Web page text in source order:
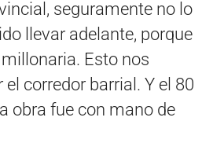
seguramente no lo
llevar adelante, porque
Esto nos
corredor barrial. Y el 80
obra fue con mano de